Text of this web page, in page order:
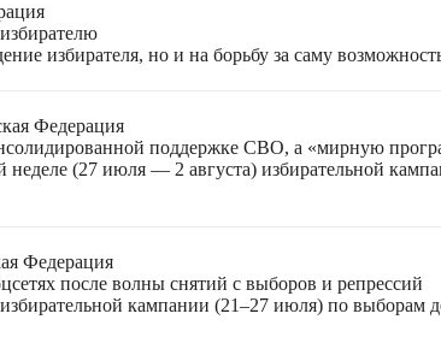
избирателя, но и на борьбу за саму
Федерация
поддержке СВО, а «мирную
неделе (27 июля — 2 августа) избирательной
Федерация
после волны снятий с выборов и репрессий
кампании (21–27 июля) по